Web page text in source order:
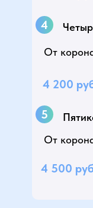
От
От
4 200
4 500
4
5